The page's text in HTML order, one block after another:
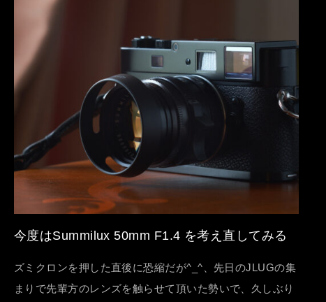
今度はSummilux 50mm F1.4 を考え直してみる
ズミクロンを押した直後に恐縮だが^_^、先日のJLUGの集
まりで先輩方のレンズを触らせて頂いた勢いで、久しぶり